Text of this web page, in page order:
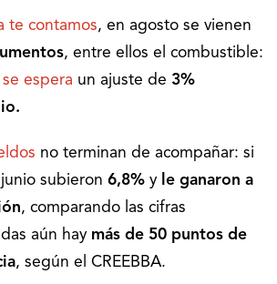
te contamos, en agosto se vienen
, entre ellos el combustible:
se espera un ajuste de 3%
no terminan de acompañar: si
subieron 6,8% y le ganaron a
, comparando las cifras
aún hay más de 50 puntos de
, según el CREEBBA.